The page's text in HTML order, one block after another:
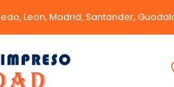
Leon, Madrid, Santander,